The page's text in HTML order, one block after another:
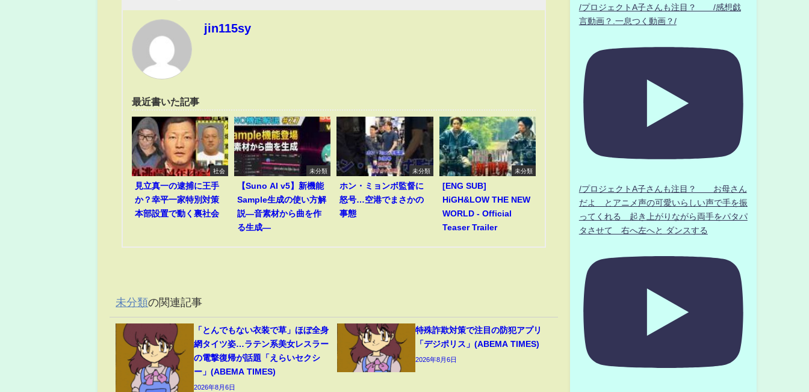
jin115sy
最近書いた記事
社会
見立真一の逮捕に王手
か？幸平一家特別対策
本部設置で動く裏社会
未分類
【Suno AI v5】新機能
Sample生成の使い方解
説―音素材から曲を作
る生成―
未分類
ホン・ミョンボ監督に
怒号…空港でまさかの
事態
未分類
[ENG SUB]
HiGH&LOW THE NEW
WORLD - Official
Teaser Trailer
未分類の関連記事
「とんでもない衣装で草」ほぼ全身
網タイツ姿…ラテン系美女レスラー
の電撃復帰が話題「えらいセクシ
ー」(ABEMA TIMES)
2026年8月6日
特殊詐欺対策で注目の防犯アプリ
「デジポリス」(ABEMA TIMES)
2026年8月6日
/プロジェクトA子さんも注目？ /感想戯
言動画？.一息つく動画？/
/プロジェクトA子さんも注目？ お母さん
だよ とアニメ声の可愛いらしい声で手を振
ってくれる 起き上がりながら両手をパタパ
タさせて 右へ左へと ダンスする